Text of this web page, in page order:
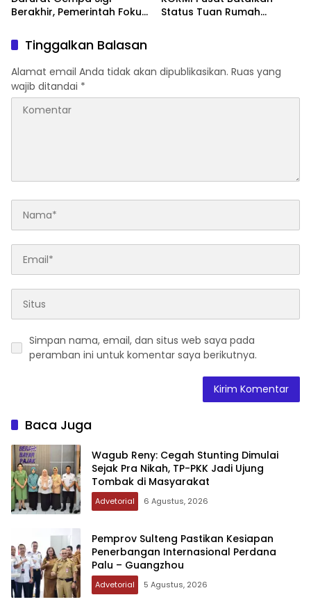
Berakhir, Pemerintah Fokus
Status Tuan Rumah
Tinggalkan Balasan
Alamat email Anda tidak akan dipublikasikan. Ruas yang
wajib ditandai *
Simpan nama, email, dan situs web saya pada
peramban ini untuk komentar saya berikutnya.
Baca Juga
Wagub Reny: Cegah Stunting Dimulai
Sejak Pra Nikah, TP-PKK Jadi Ujung
Tombak di Masyarakat
Advetorial 6 Agustus, 2026
Pemprov Sulteng Pastikan Kesiapan
Penerbangan Internasional Perdana
Palu – Guangzhou
Advetorial 5 Agustus, 2026